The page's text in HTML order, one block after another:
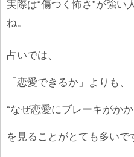
実際は“傷つく怖さ”が強い
ね。
占いでは、
「恋愛できるか」よりも、
“なぜ恋愛にブレーキがか
を見ることがとても多いで